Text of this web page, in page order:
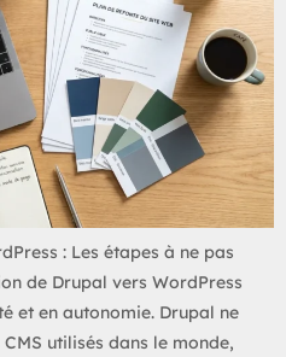
: Les étapes à ne pas
de Drupal vers WordPress
et en autonomie. Drupal ne
utilisés dans le monde,